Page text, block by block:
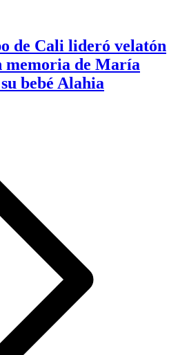
de Cali lideró velatón
memoria de María
bebé Alahia